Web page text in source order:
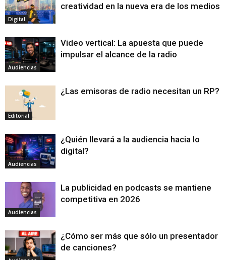
Digital
creatividad en la nueva era de los medios
Audiencias
Video vertical: La apuesta que puede
impulsar el alcance de la radio
Editorial
¿Las emisoras de radio necesitan un RP?
Audiencias
¿Quién llevará a la audiencia hacia lo
digital?
Audiencias
La publicidad en podcasts se mantiene
competitiva en 2026
¿Cómo ser más que sólo un presentador
de canciones?